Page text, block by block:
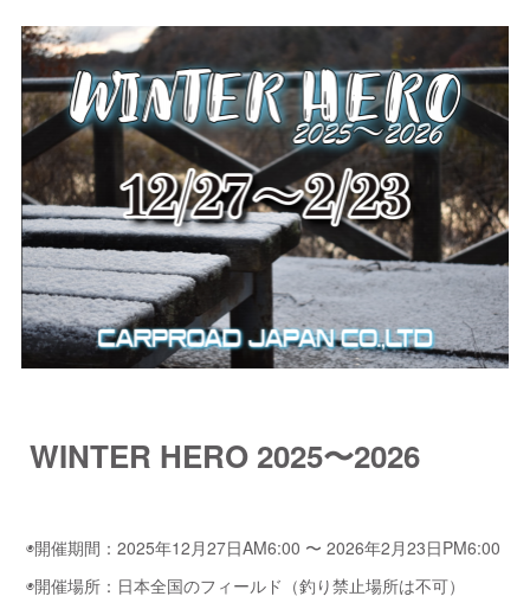
WINTER HERO 2025〜2026
◉開催期間：2025年12月27日AM6:00 〜 2026年2月23日PM6:00
◉開催場所：日本全国のフィールド（釣り禁止場所は不可）